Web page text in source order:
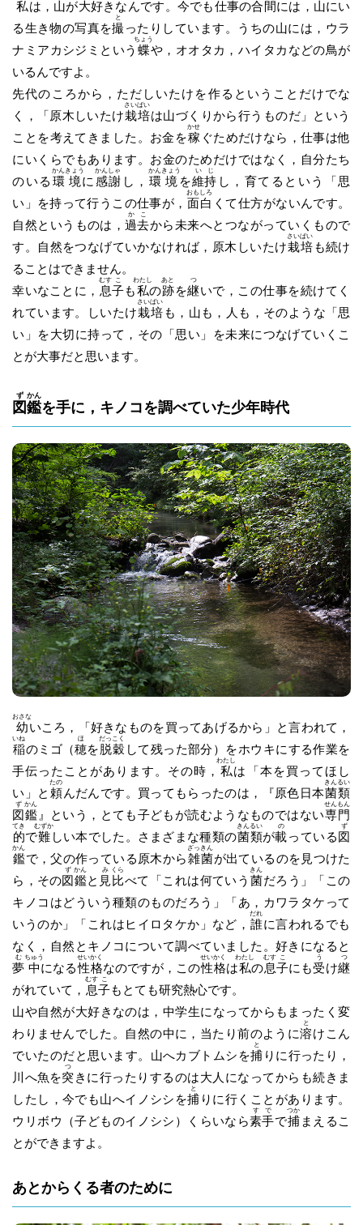
私は，山が大好きなんです。今でも仕事の合間には，山にい
る生き物の写真を撮
と
ったりしています。うちの山には，ウラ
ナミアカシジミという 蝶
ちょう
や，オオタカ，ハイタカなどの鳥が
いるんですよ。
先代のころから，ただしいたけを作るということだけでな
く，「原木しいたけ栽
さい
培
ばい
は山づくりから行うものだ」という
ことを考えてきました。お金を稼
かせ
ぐためだけなら，仕事は他
にいくらでもあります。お金のためだけではなく，自分たち
のいる 環
かん
境
きょう
に 感
かん
謝
しゃ
し， 環
かん
境
きょう
を維
い
持
じ
し，育てるという「思
い」を持って行うこの仕事が， 面
おも
白
しろ
くて仕方がないんです。
自然というものは，過
か
去
こ
から未来へとつながっていくもので
す。自然をつなげていかなければ，原木しいたけ栽
さい
培
ばい
も続け
ることはできません。
幸いなことに， 息
むす
子
こ
も私
わたし
の跡
あと
を継
つ
いで，この仕事を続けてく
れています。しいたけ栽
さい
培
ばい
も，山も，人も，そのような「思
い」を大切に持って，その「思い」を未来につなげていくこ
とが大事だと思います。
図
ず
鑑
かん
を手に，キノコを調べていた少年時代
幼
おさな
いころ，「好きなものを買ってあげるから」と言われて，
稲
いね
のミゴ（穂
ほ
を脱
だっ
穀
こく
して残った部分）をホウキにする作業を
手伝ったことがあります。その時， 私
わたし
は「本を買ってほし
い」と 頼
たの
んだんです。買ってもらったのは，『原色日本菌
きん
類
るい
図
ず
鑑
かん
』という，とても子どもが読むようなものではない専
せん
門
もん
的
てき
で難
むずか
しい本でした。さまざまな種類の菌
きん
類
るい
が載
の
っている図
ず
鑑
かん
で，父の作っている原木から雑
ざっ
菌
きん
が出ているのを見つけた
ら，その図
ず
鑑
かん
と 見
み
比
くら
べて「これは何ていう 菌
きん
だろう」「この
キノコはどういう種類のものだろう」「あ，カワラタケって
いうのか」「これはヒイロタケか」など， 誰
だれ
に言われるでも
なく，自然とキノコについて調べていました。好きになると
夢
む
中
ちゅう
になる性
せい
格
かく
なのですが，この性
せい
格
かく
は私
わたし
の息
むす
子
こ
にも受
う
け継
つ
がれていて， 息
むす
子
こ
もとても研究熱心です。
山や自然が大好きなのは，中学生になってからもまったく変
わりませんでした。自然の中に，当たり前のように溶
と
けこん
でいたのだと思います。山へカブトムシを捕
と
りに行ったり，
川へ魚を突
つ
きに行ったりするのは大人になってからも続きま
したし，今でも山へイノシシを捕
と
りに行くことがあります。
ウリボウ（子どものイノシシ）くらいなら素
す
手
で
で捕
つか
まえるこ
とができますよ。
あとからくる者のために